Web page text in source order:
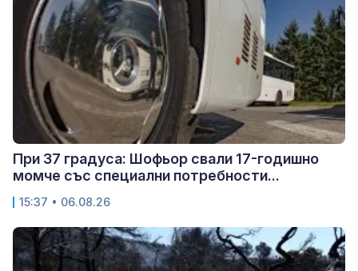
При 37 градуса: Шофьор свали 17-годишно
момче със специални потребности...
15:37 • 06.08.26